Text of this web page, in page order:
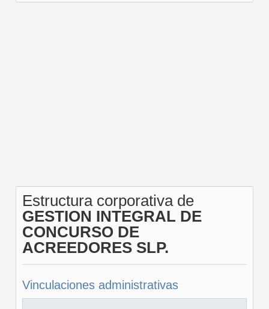
Estructura corporativa de
GESTION INTEGRAL DE
CONCURSO DE
ACREEDORES SLP.
Vinculaciones administrativas